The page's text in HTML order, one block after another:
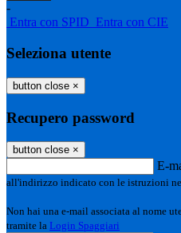
-
Entra con SPID Entra con CIE
Seleziona utente
button close ×
Recupero password
button close ×
E-
all'indirizzo indicato con le istruzioni
Non hai una e-mail associata al nome
tramite la Login Spaggiari